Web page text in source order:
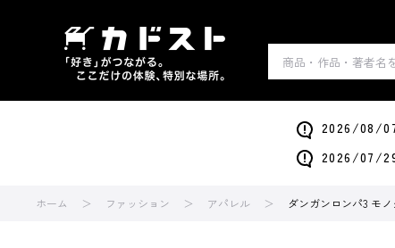
2026/08/
2026/07/
ホーム ファッション アパレル ダンガンロンパ3 モ